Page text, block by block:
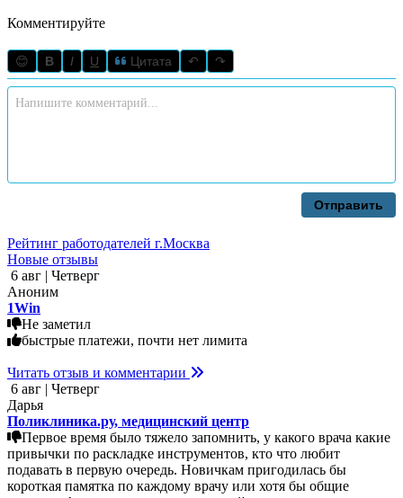
Комментируйте
😊 B I U Цитата ↶ ↷
Отправить
Рейтинг работодателей г.Москва
Новые отзывы
6 авг | Четверг
Аноним
1Win
Не заметил
быстрые платежи, почти нет лимита
Читать отзыв и комментарии
6 авг | Четверг
Дарья
Поликлиника.ру, медицинский центр
Первое время было тяжело запомнить, у какого врача какие
привычки по раскладке инструментов, кто что любит
подавать в первую очередь. Новичкам пригодилась бы
короткая памятка по каждому врачу или хотя бы общие